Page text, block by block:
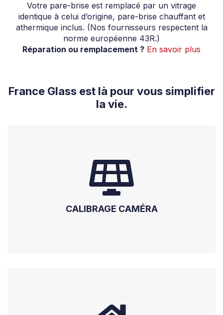
Votre pare-brise est remplacé par un vitrage
identique à celui d’origine, pare-brise chauffant et
athermique inclus. (Nos fournisseurs respectent la
norme européenne 43R.)
Réparation ou remplacement ? En savoir plus
France Glass est là pour vous simplifier
la vie.
CALIBRAGE CAMÉRA